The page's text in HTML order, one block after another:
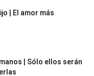
| El amor más
| Sólo ellos serán